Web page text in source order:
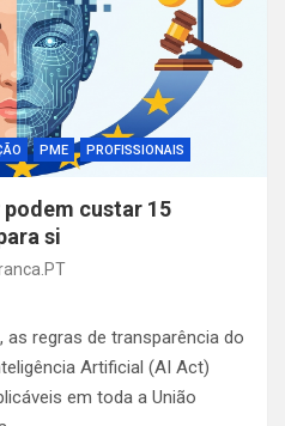
PME PROFISSIONAIS
custar 15
si
as regras de transparência do
Artificial (AI Act)
em toda a União